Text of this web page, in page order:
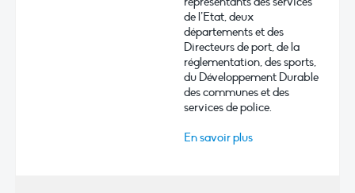
de l’Etat, deux
départements et des
Directeurs de port, de la
réglementation, des sports,
du Développement Durable
des communes et des
services de police.
En savoir plus